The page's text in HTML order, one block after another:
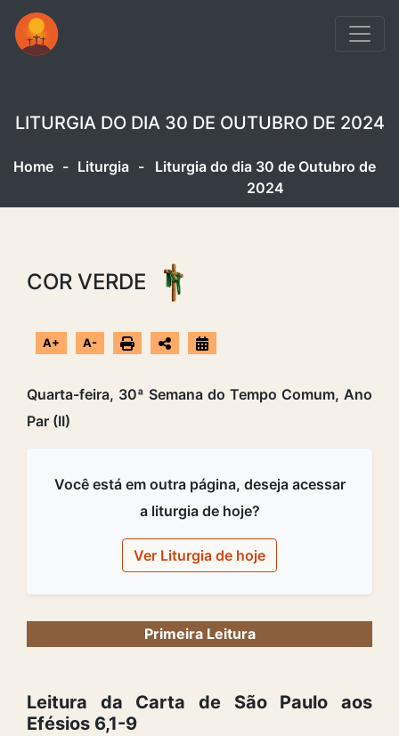
LITURGIA DO DIA 30 DE OUTUBRO DE 2024
Home - Liturgia -
Liturgia do dia 30 de Outubro de
2024
COR VERDE
A+ A-
Quarta-feira, 30ª Semana do Tempo Comum, Ano
Par (II)
Você está em outra página, deseja acessar
a liturgia de hoje?
Ver Liturgia de hoje
Primeira Leitura
Leitura da Carta de São Paulo aos
Efésios 6,1-9